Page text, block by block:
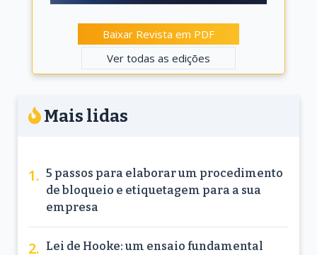
Baixar Revista em PDF
Ver todas as edições
Mais lidas
5 passos para elaborar um procedimento
de bloqueio e etiquetagem para a sua
empresa
Lei de Hooke: um ensaio fundamental